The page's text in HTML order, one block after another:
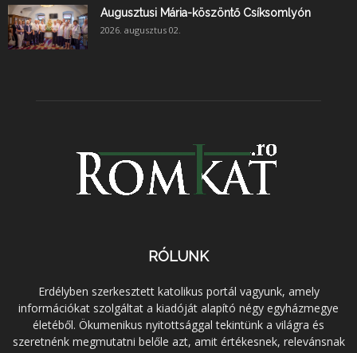
Augusztusi Mária-köszöntő Csíksomlyón
2026. augusztus 02.
RÓLUNK
Erdélyben szerkesztett katolikus portál vagyunk, amely
információkat szolgáltat a kiadóját alapító négy egyházmegye
életéből. Ökumenikus nyitottsággal tekintünk a világra és
szeretnénk megmutatni belőle azt, amit értékesnek, relevánsnak